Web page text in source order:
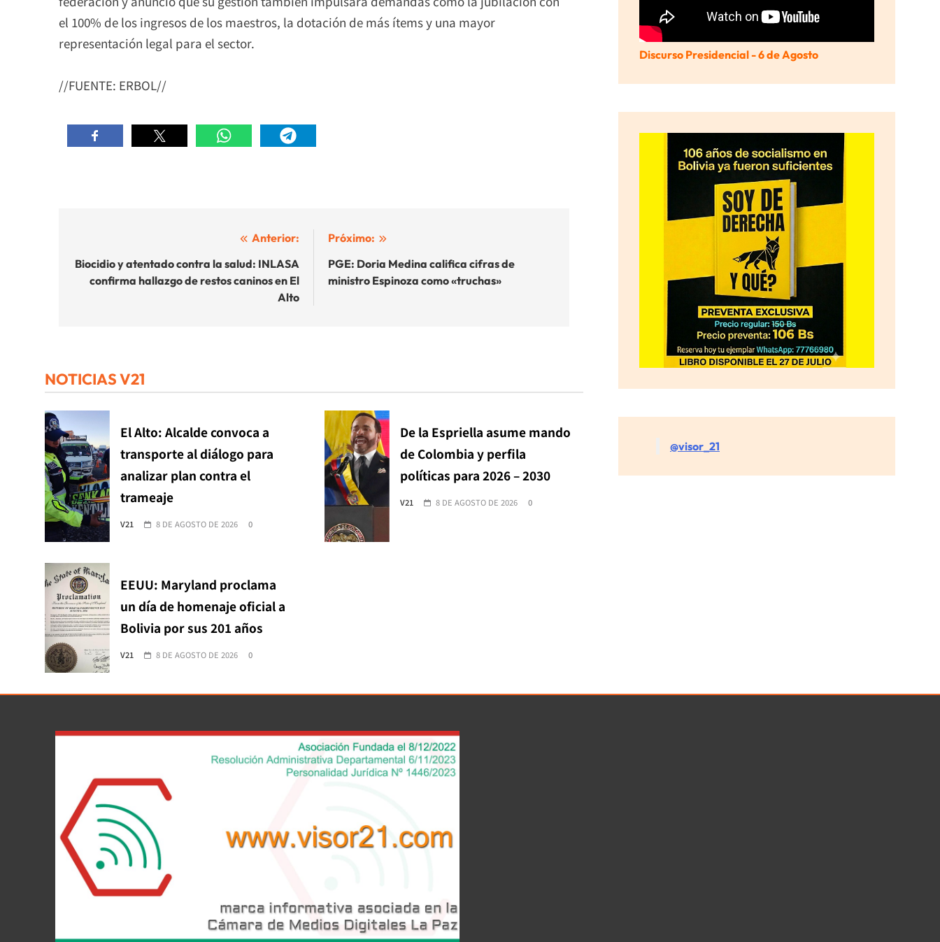
el 100% de los ingresos de los maestros, la dotación de más ítems y una mayor
representación legal para el sector.
//FUENTE: ERBOL//
de
entradas
Anterior:
Biocidio y atentado contra la salud: INLASA
confirma hallazgo de restos caninos en El
Alto
Próximo:
PGE: Doria Medina califica cifras de
ministro Espinoza como «truchas»
NOTICIAS V21
El Alto: Alcalde convoca a
transporte al diálogo para
analizar plan contra el
trameaje
V21 8 DE AGOSTO DE 2026 0
De la Espriella asume mando
de Colombia y perfila
políticas para 2026 – 2030
V21 8 DE AGOSTO DE 2026 0
EEUU: Maryland proclama
un día de homenaje oficial a
Bolivia por sus 201 años
V21 8 DE AGOSTO DE 2026 0
Discurso Presidencial - 6 de Agosto
@visor_21